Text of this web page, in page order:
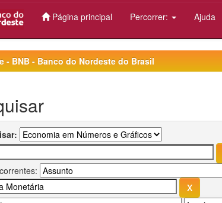
Página principal Percorrer: Ajuda
- BNB - Banco do Nordeste do Brasil